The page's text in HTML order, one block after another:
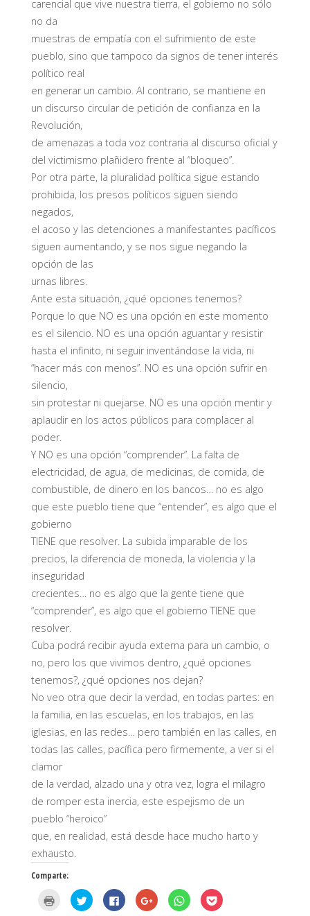
carencial que vive nuestra tierra, el gobierno no sólo
no da
muestras de empatía con el sufrimiento de este
pueblo, sino que tampoco da signos de tener interés
político real
en generar un cambio. Al contrario, se mantiene en
un discurso circular de petición de confianza en la
Revolución,
de amenazas a toda voz contraria al discurso oficial y
del victimismo plañidero frente al “bloqueo”.
Por otra parte, la pluralidad política sigue estando
prohibida, los presos políticos siguen siendo
negados,
el acoso y las detenciones a manifestantes pacíficos
siguen aumentando, y se nos sigue negando la
opción de las
urnas libres.
Ante esta situación, ¿qué opciones tenemos?
Porque lo que NO es una opción en este momento
es el silencio. NO es una opción aguantar y resistir
hasta el infinito, ni seguir inventándose la vida, ni
“hacer más con menos”. NO es una opción sufrir en
silencio,
sin protestar ni quejarse. NO es una opción mentir y
aplaudir en los actos públicos para complacer al
poder.
Y NO es una opción “comprender”. La falta de
electricidad, de agua, de medicinas, de comida, de
combustible, de dinero en los bancos… no es algo
que este pueblo tiene que “entender”, es algo que el
gobierno
TIENE que resolver. La subida imparable de los
precios, la diferencia de moneda, la violencia y la
inseguridad
crecientes… no es algo que la gente tiene que
“comprender”, es algo que el gobierno TIENE que
resolver.
Cuba podrá recibir ayuda externa para un cambio, o
no, pero los que vivimos dentro, ¿qué opciones
tenemos?, ¿qué opciones nos dejan?
No veo otra que decir la verdad, en todas partes: en
la familia, en las escuelas, en los trabajos, en las
iglesias, en las redes… pero también en las calles, en
todas las calles, pacífica pero firmemente, a ver si el
clamor
de la verdad, alzado una y otra vez, logra el milagro
de romper esta inercia, este espejismo de un
pueblo “heroico”
que, en realidad, está desde hace mucho harto y
exhausto.
Comparte:
H
a
H
a
H
a
H
a
H
a